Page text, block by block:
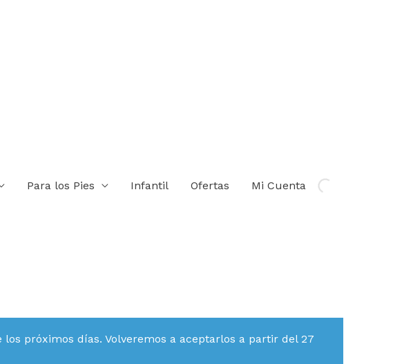
Para los Pies Infantil Ofertas Mi Cuenta
próximos días. Volveremos a aceptarlos a partir del 27